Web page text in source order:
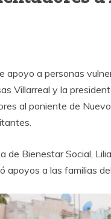
apoyo a personas
Villarreal y la
al poniente de
de Bienestar Social,
a las familias